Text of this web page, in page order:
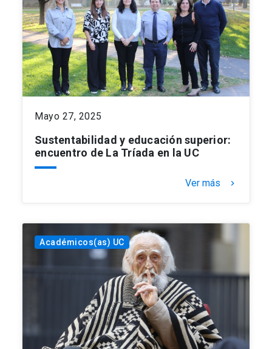
Mayo 27, 2025
Sustentabilidad y educación superior:
encuentro de La Tríada en la UC
Ver más keyboard_arrow_right
Académicos(as) UC